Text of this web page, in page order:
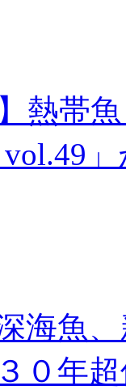
熱帯
海魚
０年